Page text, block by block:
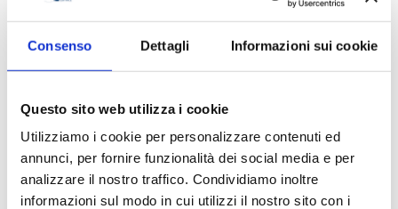
Consenso Dettagli Informazioni sui cookie
Questo sito web utilizza i cookie
Utilizziamo i cookie per personalizzare contenuti ed
annunci, per fornire funzionalità dei social media e per
analizzare il nostro traffico. Condividiamo inoltre
informazioni sul modo in cui utilizzi il nostro sito con i
la storia degli acquisti effettuati